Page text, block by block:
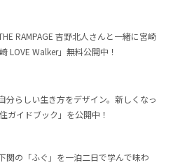
RAMPAGE 吉野北人さんと一緒に宮崎
LOVE Walker」無料公開中！
分らしい生き方をデザイン。新しくなっ
ガイドブック」を公開中！
関の「ふぐ」を一泊二日で学んで味わ